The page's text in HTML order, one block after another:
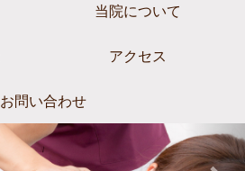
当院について
アクセス
お問い合わせ